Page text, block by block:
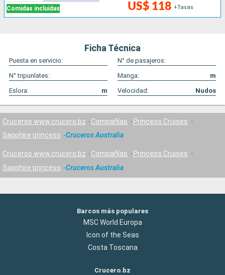
Comidas incluidas US$ 118 +Tasas
Ficha Técnica
Puesta en servicio:
N° de pasajeros:
N° tripunlates:
Manga:
m
Eslora:
m Velocidad: Nudos
Cruceros www.crucero.bz Compañías
Princess Cruises
Sapphire princess
Cruceros Australia
Cruceros www.crucero.bz Compañías
Princess Cruises
Sapphire princess
Cruceros Australia
Barcos más populares
MSC World Europa
Icon of the Seas
Costa Toscana
Crucero.bz